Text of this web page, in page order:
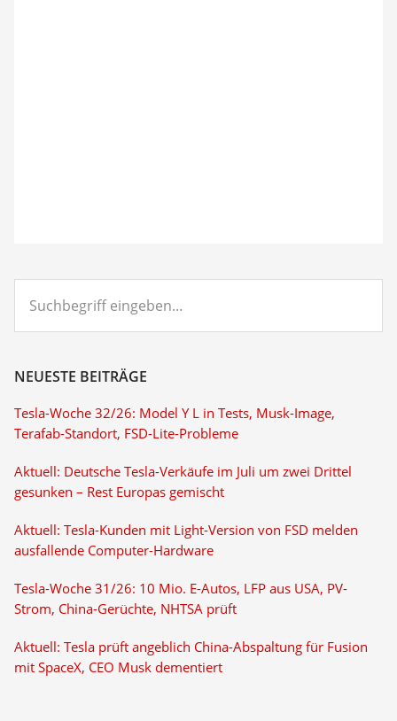
eingeben...
NEUESTE BEITRÄGE
Tesla-Woche 32/26: Model Y L in Tests, Musk-Image,
Terafab-Standort, FSD-Lite-Probleme
Aktuell: Deutsche Tesla-Verkäufe im Juli um zwei Drittel
gesunken – Rest Europas gemischt
Aktuell: Tesla-Kunden mit Light-Version von FSD melden
ausfallende Computer-Hardware
Tesla-Woche 31/26: 10 Mio. E-Autos, LFP aus USA, PV-
Strom, China-Gerüchte, NHTSA prüft
Aktuell: Tesla prüft angeblich China-Abspaltung für Fusion
mit SpaceX, CEO Musk dementiert